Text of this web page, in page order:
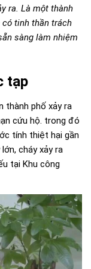
ra. Là một thành
có tinh thần trách
sàng làm nhiệm
tạp
thành phố xảy ra
cứu hộ. trong đó
tính thiệt hại gần
cháy xảy ra
tại Khu công